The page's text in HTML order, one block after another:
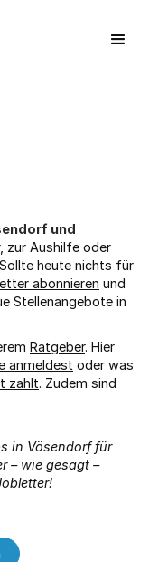
und
zur Aushilfe oder
heute nichts für
abonnieren und
Stellenangebote in
Ratgeber. Hier
anmeldest oder was
zahlt. Zudem sind
in Vösendorf für
– wie gesagt –